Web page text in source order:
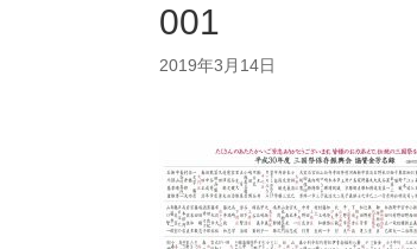
001
2019年3月14日